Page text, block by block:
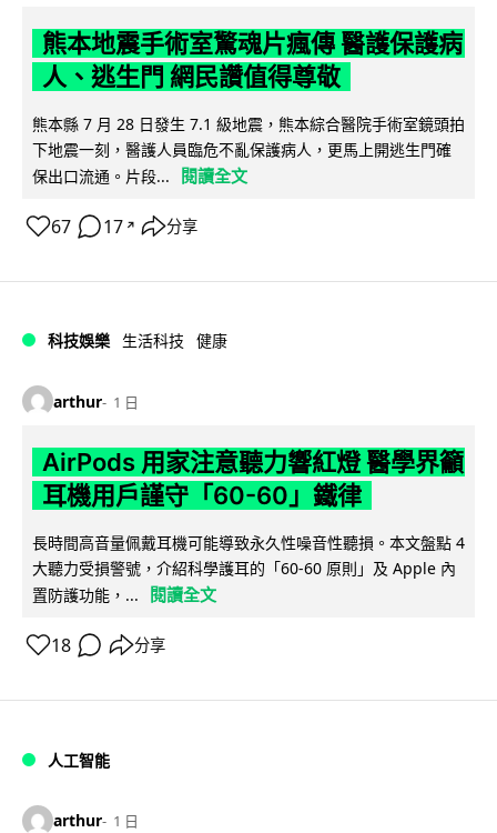
熊本地震手術室驚魂片瘋傳 醫護保護病
人、逃生門 網民讚值得尊敬
熊本縣 7 月 28 日發生 7.1 級地震，熊本綜合醫院手術室鏡頭拍
下地震一刻，醫護人員臨危不亂保護病人，更馬上開逃生門確
保出口流通。片段...
閱讀全文
67 17 ↗ 分享
科技娛樂 生活科技 健康
arthur 1 日
AirPods 用家注意聽力響紅燈 醫學界籲
耳機用戶謹守「60-60」鐵律
長時間高音量佩戴耳機可能導致永久性噪音性聽損。本文盤點 4
大聽力受損警號，介紹科學護耳的「60-60 原則」及 Apple 內
置防護功能，...
閱讀全文
18 分享
人工智能
arthur 1 日